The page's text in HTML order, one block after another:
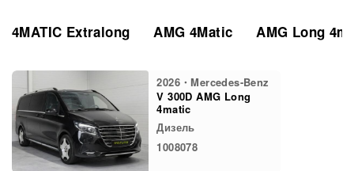
4MATIC Extralong AMG 4Matic AMG Long
2026・Mercedes-Benz
V 300D AMG Long
4matic
Дизель
1008078